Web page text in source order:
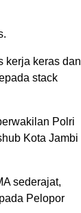
kerja keras dan
stack
Polri
Kota Jambi
sederajat,
Pelopor